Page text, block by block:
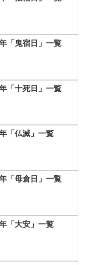
「鬼宿日」一覧
「十死日」一覧
「仏滅」一覧
「母倉日」一覧
「大安」一覧